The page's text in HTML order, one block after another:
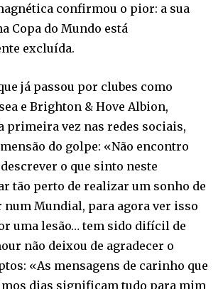
confirmou o pior: a sua
Copa do Mundo está
excluída.
já passou por clubes como
e Brighton & Hove Albion,
primeira vez nas redes sociais,
do golpe: «Não encontro
o que sinto neste
tão perto de realizar um sonho de
num Mundial, para agora ver isso
uma lesão… tem sido difícil de
não deixou de agradecer o
«As mensagens de carinho que
dias significam tudo para mim